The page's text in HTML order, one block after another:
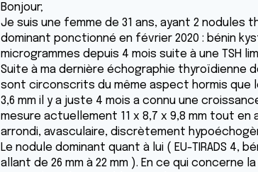
Bonjour;
Je suis une femme de 31 ans, ayant 2 nodules
dominant ponctionné en février 2020 : bénin
microgrammes depuis 4 mois suite à une TSH
Suite à ma dernière échographie thyroïdienne
sont circonscrits du même aspect hormis que
3,6 mm il y a juste 4 mois a connu une
mesure actuellement 11 x 8,7 x 9,8 mm tout
arrondi, avasculaire, discrètement
Le nodule dominant quant à lui ( EU-TIRADS
allant de 26 mm à 22 mm ). En ce qui concerne